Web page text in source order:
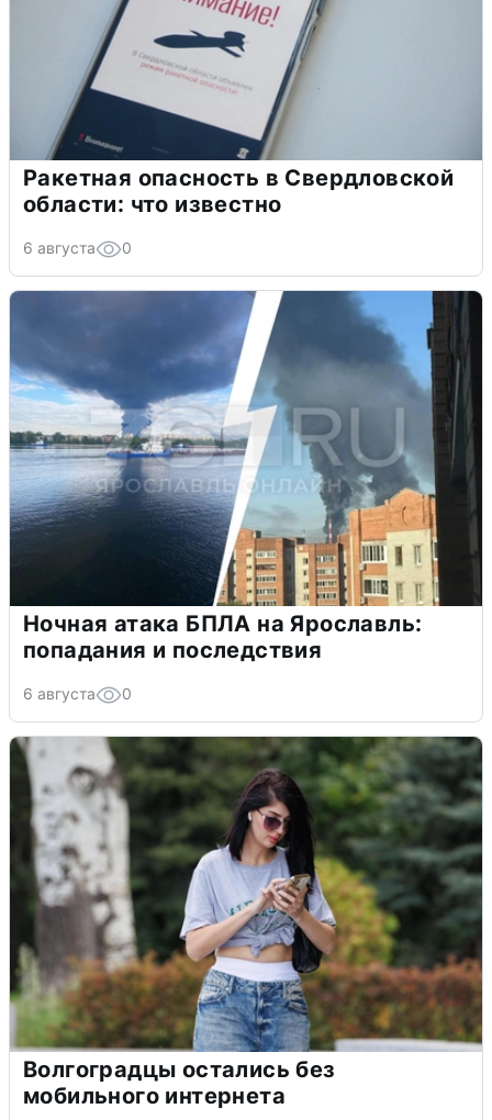
Ракетная опасность в Свердловской
области: что известно
6 августа 0
Ночная атака БПЛА на Ярославль:
попадания и последствия
6 августа 0
Волгоградцы остались без
мобильного интернета